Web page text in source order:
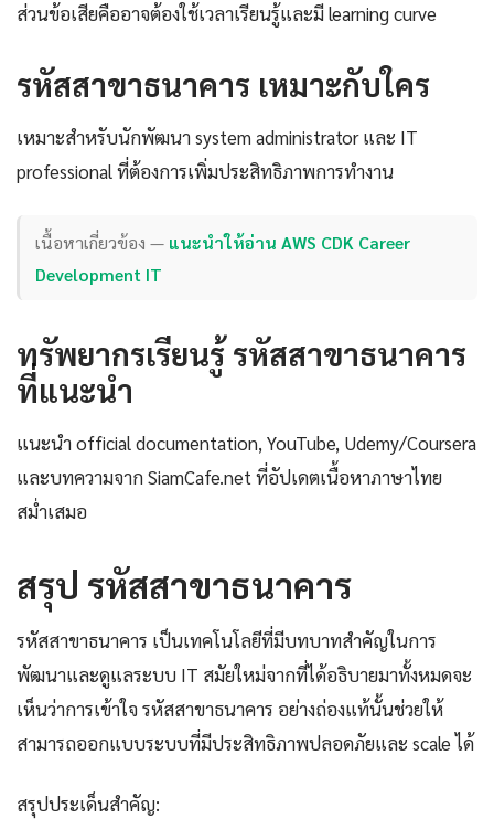
ส่วนข้อเสียคืออาจต้องใช้เวลาเรียนรู้และมี learning curve
รหัสสาขาธนาคาร เหมาะกับใคร
เหมาะสำหรับนักพัฒนา system administrator และ IT
professional ที่ต้องการเพิ่มประสิทธิภาพการทำงาน
เนื้อหาเกี่ยวข้อง — แนะนำให้อ่าน AWS CDK Career
Development IT
ทรัพยากรเรียนรู้ รหัสสาขาธนาคาร
ที่แนะนำ
แนะนำ official documentation, YouTube, Udemy/Coursera
และบทความจาก SiamCafe.net ที่อัปเดตเนื้อหาภาษาไทย
สม่ำเสมอ
สรุป รหัสสาขาธนาคาร
รหัสสาขาธนาคาร เป็นเทคโนโลยีที่มีบทบาทสำคัญในการ
พัฒนาและดูแลระบบ IT สมัยใหม่จากที่ได้อธิบายมาทั้งหมดจะ
เห็นว่าการเข้าใจ รหัสสาขาธนาคาร อย่างถ่องแท้นั้นช่วยให้
สามารถออกแบบระบบที่มีประสิทธิภาพปลอดภัยและ scale ได้
สรุปประเด็นสำคัญ: